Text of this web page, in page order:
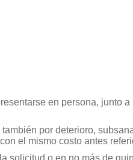
en persona, junto
por deterioro,
el mismo costo antes
solicitud o en no más de